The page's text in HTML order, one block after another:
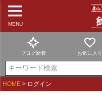
MENU
ブログ新着 お気に入り
HOME ログイン